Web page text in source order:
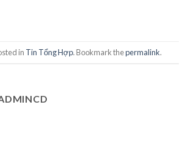
in Tin Tổng Hợp. Bookmark thepermalink.